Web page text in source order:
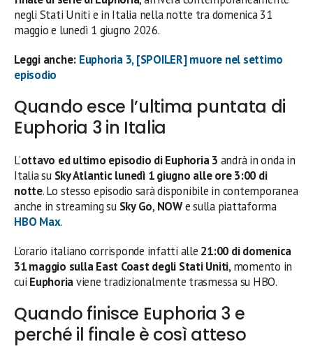
negli Stati Uniti e in Italia nella notte tra domenica 31
maggio e lunedì 1 giugno 2026.
Leggi anche: Euphoria 3, [SPOILER] muore nel settimo
episodio
Quando esce l’ultima puntata di
Euphoria 3 in Italia
L’ottavo ed ultimo episodio di Euphoria 3 andrà in onda in
Italia su Sky Atlantic lunedì 1 giugno alle ore 3:00 di
notte. Lo stesso episodio sarà disponibile in contemporanea
anche in streaming su Sky Go, NOWe sulla piattaforma
HBO Max.
L’orario italiano corrisponde infatti alle 21:00 di domenica
31 maggio sulla East Coast degli Stati Uniti, momento in
cui Euphoriaviene tradizionalmente trasmessa su HBO.
Quando finisce Euphoria 3 e
perché il finale è così atteso